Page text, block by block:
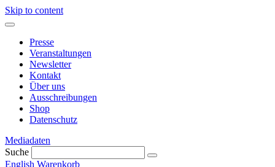
Skip to content
Presse
Veranstaltungen
Newsletter
Kontakt
Über uns
Ausschreibungen
Shop
Datenschutz
Mediadaten
Suche
English Warenkorb